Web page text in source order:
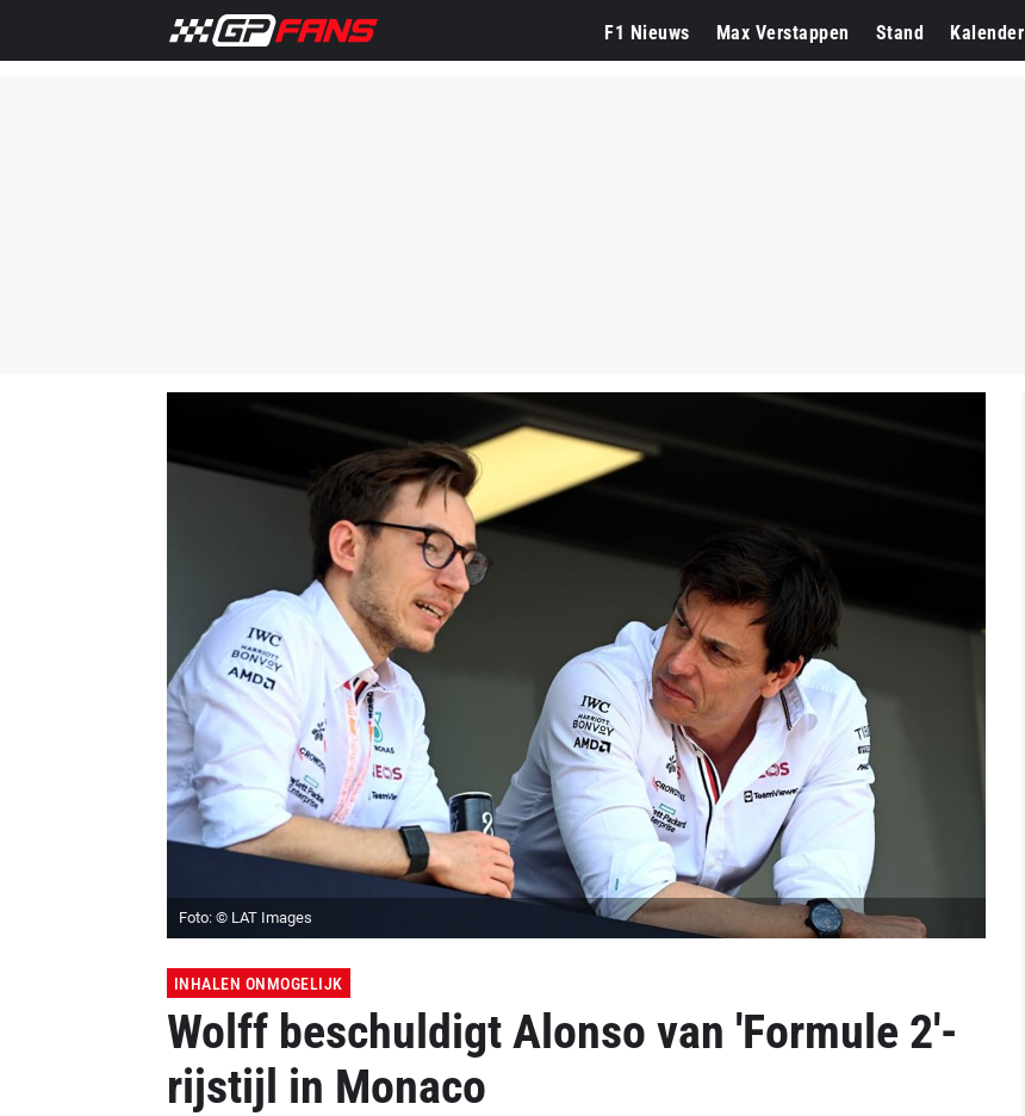
F1 Nieuws Max Verstappen Stand Kalender
Foto: © LAT Images
INHALEN ONMOGELIJK
Wolff beschuldigt Alonso van 'Formule 2'-
rijstijl in Monaco